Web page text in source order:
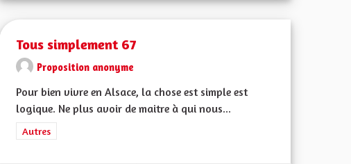
de l'Alsace en France et en Europe
Tous simplement 67
Proposition anonyme
Pour bien vivre en Alsace, la chose est simple est
logique. Ne plus avoir de maitre à qui nous...
Filtrer les résultats de la catégorie : Autres
Autres